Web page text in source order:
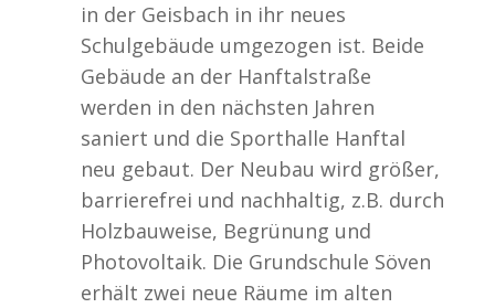
in der Geisbach in ihr neues
Schulgebäude umgezogen ist. Beide
Gebäude an der Hanftalstraße
werden in den nächsten Jahren
saniert und die Sporthalle Hanftal
neu gebaut. Der Neubau wird größer,
barrierefrei und nachhaltig, z.B. durch
Holzbauweise, Begrünung und
Photovoltaik. Die Grundschule Söven
erhält zwei neue Räume im alten